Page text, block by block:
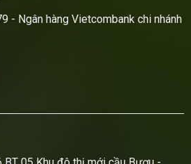
- Ngân hàng Vietcombank chi nhánh